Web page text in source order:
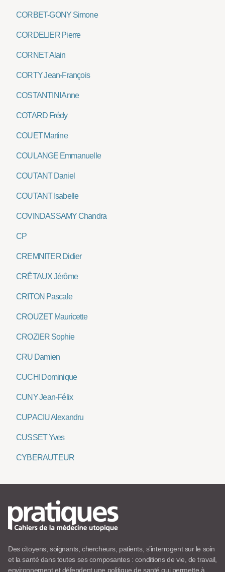
CORBET-GONY Simone
CORDELIER Pierre
CORNET Alain
CORTY Jean-François
COSTANTINI Anne
COTARD Frédy
COUET Martine
COULANGE Emmanuelle
COUTANT Daniel
COUTANT Isabelle
COVINDASSAMY Chandra
CP
CREMNITER Didier
CRÊTAUX Jérôme
CRITON Pascale
CROUZET Mauricette
CROZIER Sophie
CRU Damien
CUCHI Dominique
CUNY Jean-Félix
CUPACIU Alexandru
CUSSET Yves
CYBERAUTEUR
Des citoyens, soignants, chercheurs, patients, s’interrogent sur le soin
et la santé dans toutes ses composantes : conditions de vie, de travail,
environnement et défendent une politique de santé qui permette à